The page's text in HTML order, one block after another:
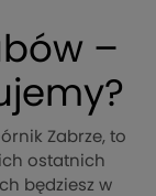
–
Zabrze, to
ostatnich
będziesz w